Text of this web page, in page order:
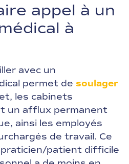
appel à un
à
avec un
permet de soulager
les cabinets
un afflux permanent
ainsi les employés
de travail. Ce
patient difficile